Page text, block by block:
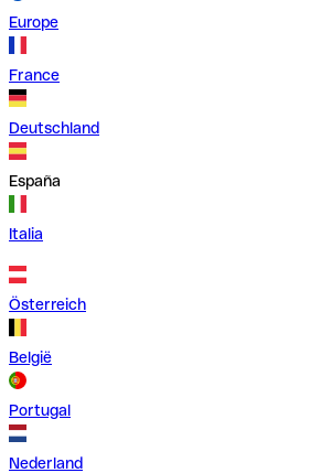
Europe
France
Deutschland
España
Italia
Österreich
België
Portugal
Nederland